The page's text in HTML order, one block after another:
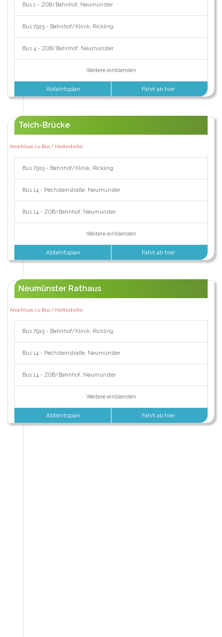
Bus 1 - ZOB/Bahnhof, Neumünster
Bus 7915 - Bahnhof/Klinik, Rickling
Bus 4 - ZOB/Bahnhof, Neumünster
Weitere einblenden
Abfahrtsplan Fahrt ab hier
Teich-Brücke
Anschluss zu Bus / Haltestelle:
Bus 7915 - Bahnhof/Klinik, Rickling
Bus 14 - Pechsteinstraße, Neumünster
Bus 14 - ZOB/Bahnhof, Neumünster
Weitere einblenden
Abfahrtsplan Fahrt ab hier
Neumünster Rathaus
Anschluss zu Bus / Haltestelle:
Bus 7915 - Bahnhof/Klinik, Rickling
Bus 14 - Pechsteinstraße, Neumünster
Bus 14 - ZOB/Bahnhof, Neumünster
Weitere einblenden
Abfahrtsplan Fahrt ab hier